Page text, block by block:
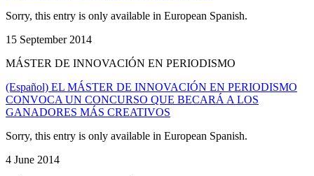
Sorry, this entry is only available in European Spanish.
15 September 2014
MÁSTER DE INNOVACIÓN EN PERIODISMO
(Español) EL MÁSTER DE INNOVACIÓN EN PERIODISMO
CONVOCA UN CONCURSO QUE BECARÁ A LOS
GANADORES MÁS CREATIVOS
Sorry, this entry is only available in European Spanish.
4 June 2014